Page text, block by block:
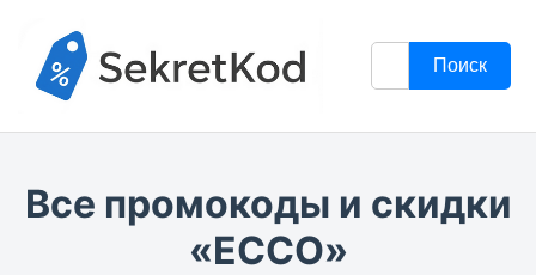
Поиск
Все промокоды и скидки
«ECCO»